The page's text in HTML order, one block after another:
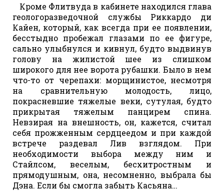
Кроме Флитвуда в кабинете находился глава
геологоразведочной службы Риккардо ди
Кайен, который, как всегда при ее появлении,
бесстыдно пробежал глазами по ее фигуре,
сально улыбнулся и кивнул, будто выдвинув
голову на жилистой шее из слишком
широкого для нее ворота рубашки. Было в нем
что-то от черепахи: морщинистое, несмотря
на сравнительную молодость, лицо,
покрасневшие тяжелые веки, сутулая, будто
прикрытая тяжелым панцирем спина.
Невзирая на внешность, он, кажется, считал
себя прожженным сердцеедом и при каждой
встрече раздевал Лив взглядом. При
необходимости выбора между ним и
Стайлсом, веселым, бесхитростным и
прямодушным, она, несомненно, выбрала бы
Дэна. Если бы смогла забыть Касьяна…